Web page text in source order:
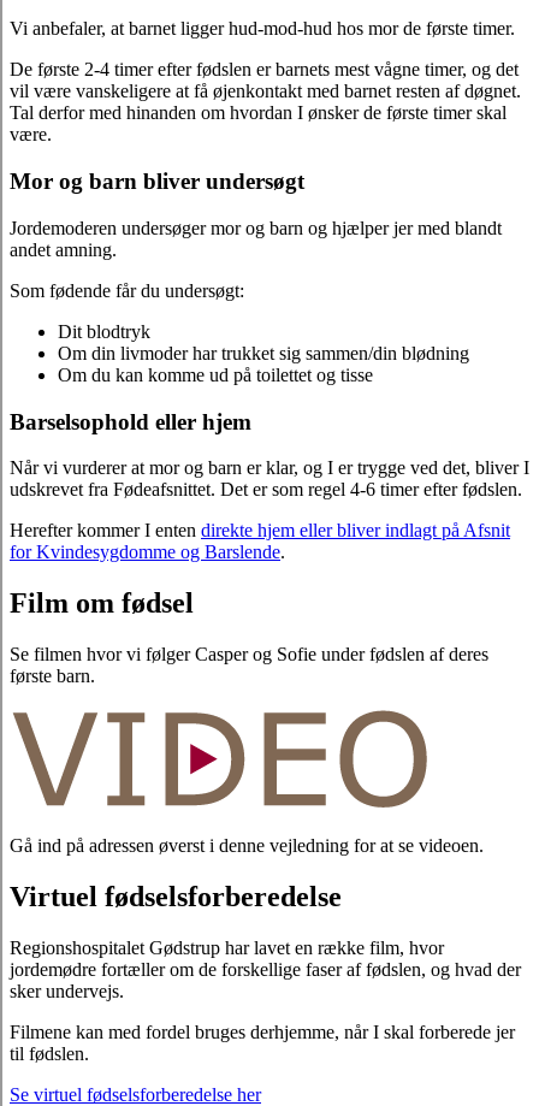
Vi anbefaler, at barnet ligger hud-mod-hud hos mor de første timer.
De første 2-4 timer efter fødslen er barnets mest vågne timer, og det
vil være vanskeligere at få øjenkontakt med barnet resten af døgnet.
Tal derfor med hinanden om hvordan I ønsker de første timer skal
være.
Mor og barn bliver undersøgt
Jordemoderen undersøger mor og barn og hjælper jer med blandt
andet amning.
Som fødende får du undersøgt:
Dit blodtryk
Om din livmoder har trukket sig sammen/din blødning
Om du kan komme ud på toilettet og tisse
Barselsophold eller hjem
Når vi vurderer at mor og barn er klar, og I er trygge ved det, bliver I
udskrevet fra Fødeafsnittet. Det er som regel 4-6 timer efter fødslen.
Herefter kommer I enten direkte hjem eller bliver indlagt på Afsnit
for Kvindesygdomme og Barslende.
Film om fødsel
Se filmen hvor vi følger Casper og Sofie under fødslen af deres
første barn.
Gå ind på adressen øverst i denne vejledning for at se videoen.
Virtuel fødselsforberedelse
Regionshospitalet Gødstrup har lavet en række film, hvor
jordemødre fortæller om de forskellige faser af fødslen, og hvad der
sker undervejs.
Filmene kan med fordel bruges derhjemme, når I skal forberede jer
til fødslen.
Se virtuel fødselsforberedelse her